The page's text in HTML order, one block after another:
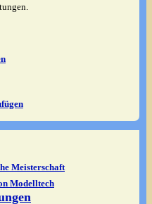
Meisterschaft
Modelltech